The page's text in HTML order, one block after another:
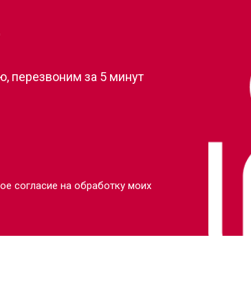
от 110 мин
от 130 мин
перезвоним за 5 минут
согласие на обработку моих